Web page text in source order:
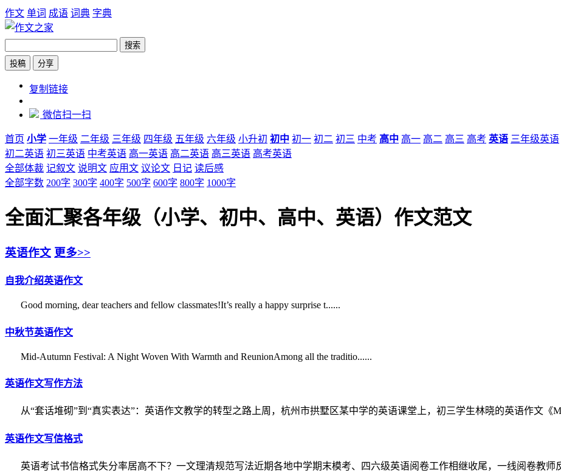
作文 单词 成语 词典 字典
搜索
投稿
分享
https://www.zw6.cn/
复制链接
微信扫一扫
首页 小学 一年级 二年级 三年级 四年级 五年级 六年级 小升初 初中 初一 初二 初三 中考 高中 高一 高二 高三 高考 英语 三年级英语
初二英语 初三英语 中考英语 高一英语 高二英语 高三英语 高考英语
全部体裁 记叙文 说明文 应用文 议论文 日记 读后感
全部字数 200字 300字 400字 500字 600字 800字 1000字
全面汇聚各年级（小学、初中、高中、英语）作文范文
英语作文 更多>>
自我介绍英语作文
Good morning, dear teachers and fellow classmates!It’s really a happy surprise t......
中秋节英语作文
Mid-Autumn Festival: A Night Woven With Warmth and ReunionAmong all the traditio......
英语作文写作方法
从“套话堆砌”到“真实表达”：英语作文教学的转型之路上周，杭州市拱墅区某中学的英语课堂上，初三学生林晓的英语作文《
英语作文写信格式
英语考试书信格式失分率居高不下？一文理清规范写法近期各地中学期末模考、四六级英语阅卷工作相继收尾，一线阅卷教